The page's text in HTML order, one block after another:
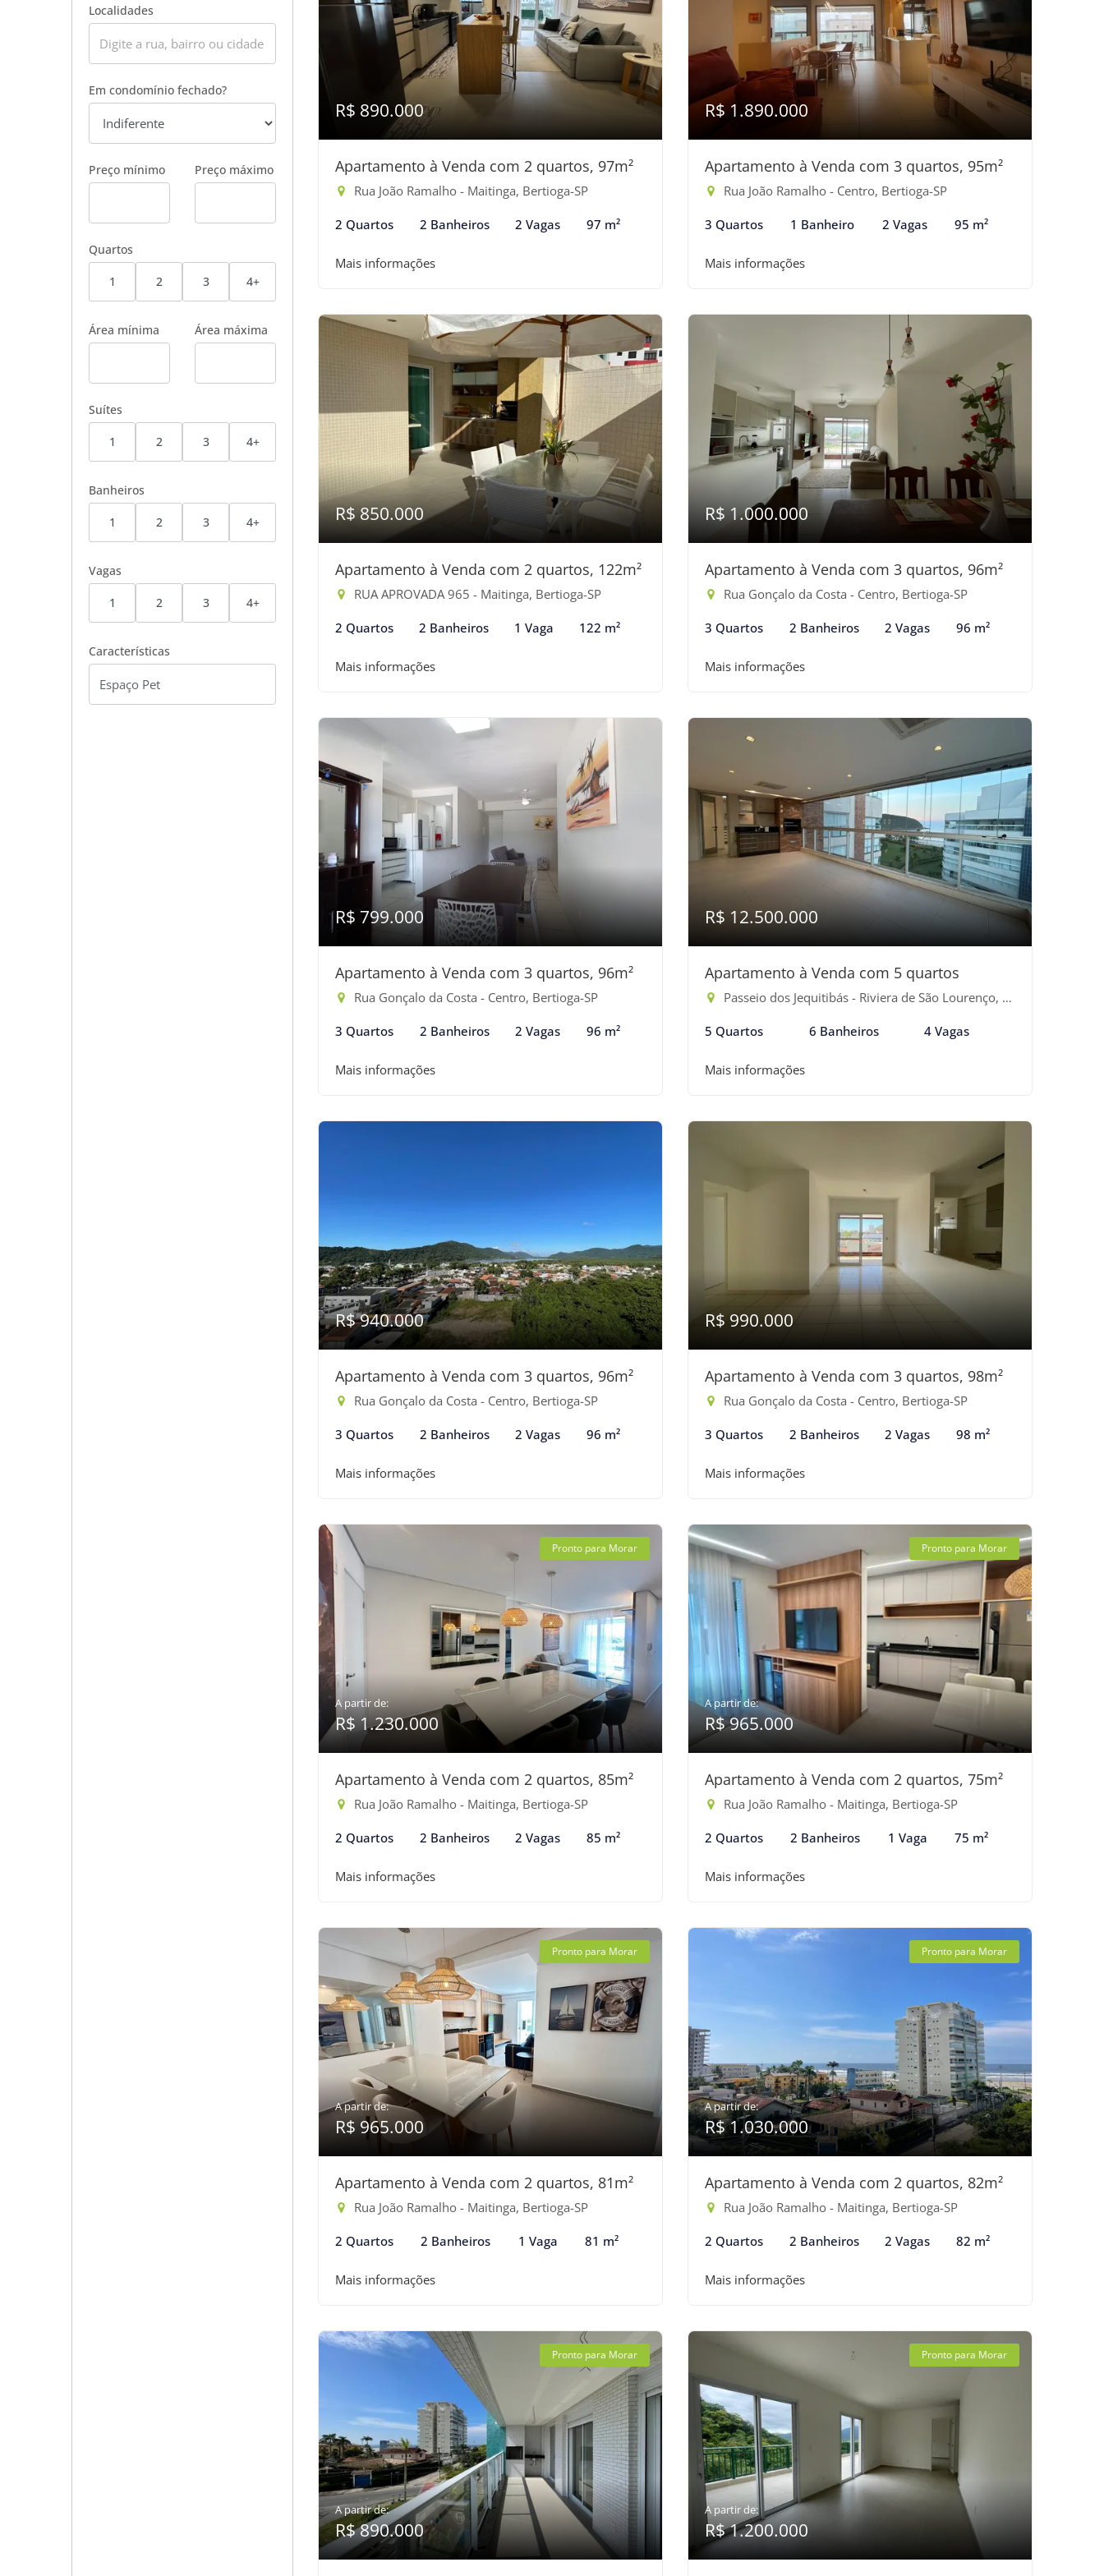
Localidades
Em condomínio fechado?
Preço mínimo Preço máximo
Quartos
1 2 3 4+
Área mínima Área máxima
Suítes
1 2 3 4+
Banheiros
1 2 3 4+
Vagas
1 2 3 4+
Características
R$ 890.000
Apartamento à Venda com 2 quartos, 97m²
Rua João Ramalho - Maitinga, Bertioga-SP
2 Quartos 2 Banheiros 2 Vagas 97 m²
Mais informações
R$ 1.890.000
Apartamento à Venda com 3 quartos, 95m²
Rua João Ramalho - Centro, Bertioga-SP
3 Quartos 1 Banheiro 2 Vagas 95 m²
Mais informações
R$ 850.000
Apartamento à Venda com 2 quartos, 122m²
RUA APROVADA 965 - Maitinga, Bertioga-SP
2 Quartos 2 Banheiros 1 Vaga 122 m²
Mais informações
R$ 1.000.000
Apartamento à Venda com 3 quartos, 96m²
Rua Gonçalo da Costa - Centro, Bertioga-SP
3 Quartos 2 Banheiros 2 Vagas 96 m²
Mais informações
R$ 799.000
Apartamento à Venda com 3 quartos, 96m²
Rua Gonçalo da Costa - Centro, Bertioga-SP
3 Quartos 2 Banheiros 2 Vagas 96 m²
Mais informações
R$ 12.500.000
Apartamento à Venda com 5 quartos
Passeio dos Jequitibás - Riviera de São Lourenço, Bertioga-SP
5 Quartos 6 Banheiros 4 Vagas
Mais informações
R$ 940.000
Apartamento à Venda com 3 quartos, 96m²
Rua Gonçalo da Costa - Centro, Bertioga-SP
3 Quartos 2 Banheiros 2 Vagas 96 m²
Mais informações
R$ 990.000
Apartamento à Venda com 3 quartos, 98m²
Rua Gonçalo da Costa - Centro, Bertioga-SP
3 Quartos 2 Banheiros 2 Vagas 98 m²
Mais informações
Pronto para Morar
A partir de:
R$ 1.230.000
Apartamento à Venda com 2 quartos, 85m²
Rua João Ramalho - Maitinga, Bertioga-SP
2 Quartos 2 Banheiros 2 Vagas 85 m²
Mais informações
Pronto para Morar
A partir de:
R$ 965.000
Apartamento à Venda com 2 quartos, 75m²
Rua João Ramalho - Maitinga, Bertioga-SP
2 Quartos 2 Banheiros 1 Vaga 75 m²
Mais informações
Pronto para Morar
A partir de:
R$ 965.000
Apartamento à Venda com 2 quartos, 81m²
Rua João Ramalho - Maitinga, Bertioga-SP
2 Quartos 2 Banheiros 1 Vaga 81 m²
Mais informações
Pronto para Morar
A partir de:
R$ 1.030.000
Apartamento à Venda com 2 quartos, 82m²
Rua João Ramalho - Maitinga, Bertioga-SP
2 Quartos 2 Banheiros 2 Vagas 82 m²
Mais informações
Pronto para Morar
A partir de:
R$ 890.000
Pronto para Morar
A partir de:
R$ 1.200.000